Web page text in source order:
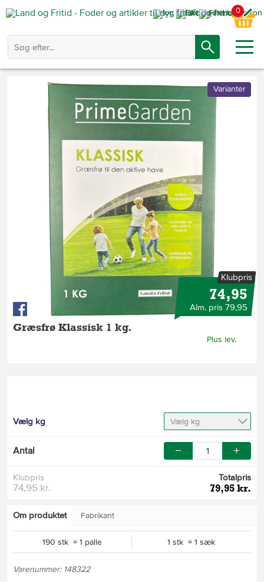
0
Græsfrø Klassisk 1 kg.
Plus lev.
Varianter
Klubpris
74,95
Alm. pris 79,95
Vælg kg Vælg kg
Antal
Klubpris
74,95 kr.
Totalpris
79,95 kr.
Om produktet Fabrikant
190 stk = 1 palle 1 stk = 1 sæk
Varenummer: 148322